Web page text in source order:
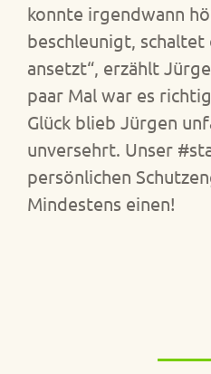
konnte irgendwann
beschleunigt,
ansetzt“, erzählt
paar Mal war es
Glück blieb Jürgen
unversehrt. Unser
persönlichen
Mindestens einen!